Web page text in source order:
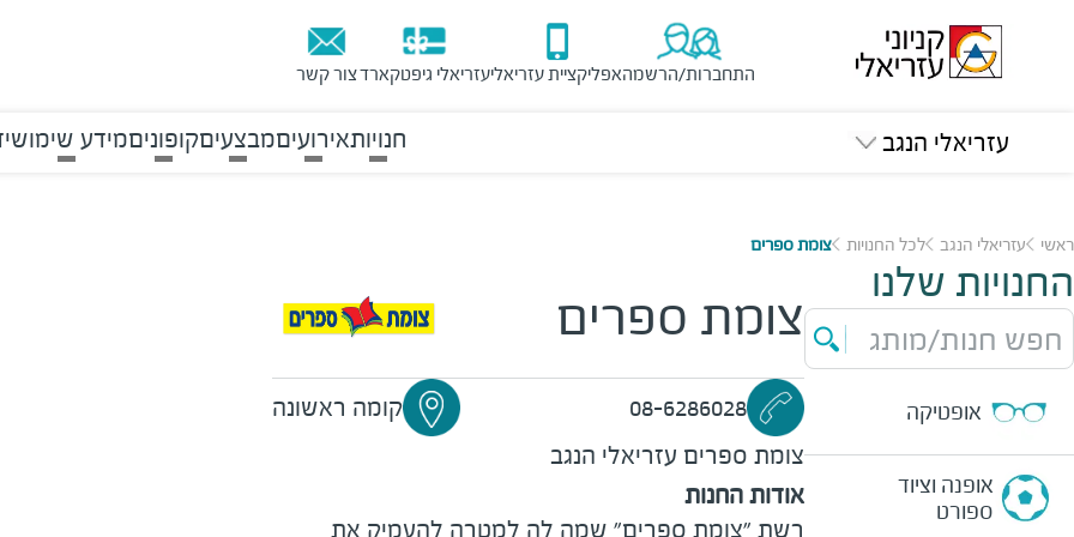
התחברות/הרשמהאפליקציית עזריאליעזריאלי גיפטקארדצור קשר
עזריאלי הנגב חנויותאירועיםמבצעיםקופוניםמידע שימושי
ראשי עזריאלי הנגב לכל החנויות צומת ספרים
החנויות שלנו
חפש חנות/מותג
אופטיקה
אופנה וציוד
ספורט
צומת ספרים
08-6286028
קומה ראשונה
צומת ספרים עזריאלי הנגב
אודות החנות
רשת "צומת ספרים" שמה לה למטרה להעמיק את